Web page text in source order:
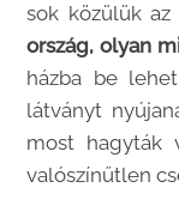
sok közülük
ország, olyan
házba be
látványt
most hagyták
valószínűtlen